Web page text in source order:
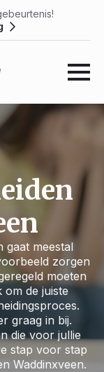
gaat meestal
zorgen
moeten
om de juiste
graag in bij.
die voor jullie
stap voor stap
Waddinxveen.